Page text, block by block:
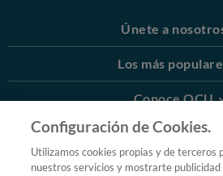
Únete a
Los más
Conoce OCU
Más Información
© 2026 OCU
Configuración de Cookies.
Utilizamos cookies propias y de terceros
nuestros servicios y mostrarte publicidad